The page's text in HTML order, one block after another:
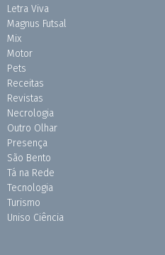
Letra Viva
Magnus Futsal
Mix
Motor
Pets
Receitas
Revistas
Necrologia
Outro Olhar
Presença
São Bento
Tá na Rede
Tecnologia
Turismo
Uniso Ciência